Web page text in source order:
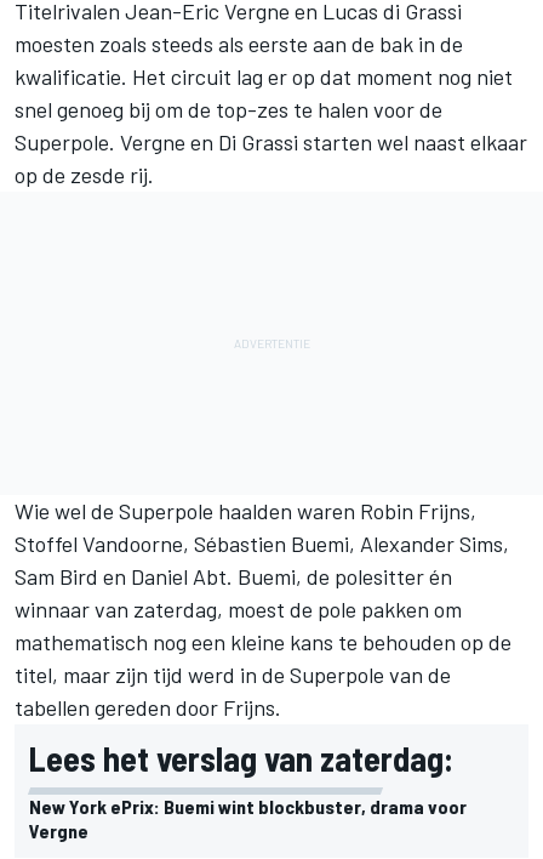
Titelrivalen Jean-Eric Vergne en Lucas di Grassi
moesten zoals steeds als eerste aan de bak in de
kwalificatie. Het circuit lag er op dat moment nog niet
snel genoeg bij om de top-zes te halen voor de
Superpole. Vergne en Di Grassi starten wel naast elkaar
op de zesde rij.
Wie wel de Superpole haalden waren Robin Frijns,
Stoffel Vandoorne, Sébastien Buemi, Alexander Sims,
Sam Bird en Daniel Abt. Buemi, de polesitter én
winnaar van zaterdag, moest de pole pakken om
mathematisch nog een kleine kans te behouden op de
titel, maar zijn tijd werd in de Superpole van de
tabellen gereden door Frijns.
Lees het verslag van zaterdag:
New York ePrix: Buemi wint blockbuster, drama voor
Vergne